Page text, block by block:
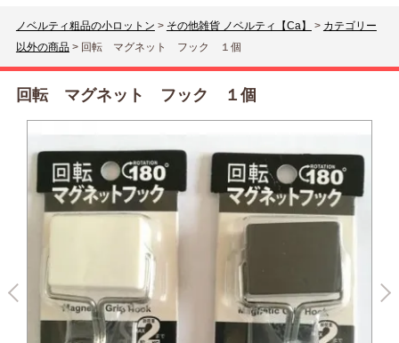
ノベルティ粗品の小ロットン > その他雑貨 ノベルティ【Ca】 > カテゴリー
以外の商品 > 回転 マグネット フック １個
回転 マグネット フック １個